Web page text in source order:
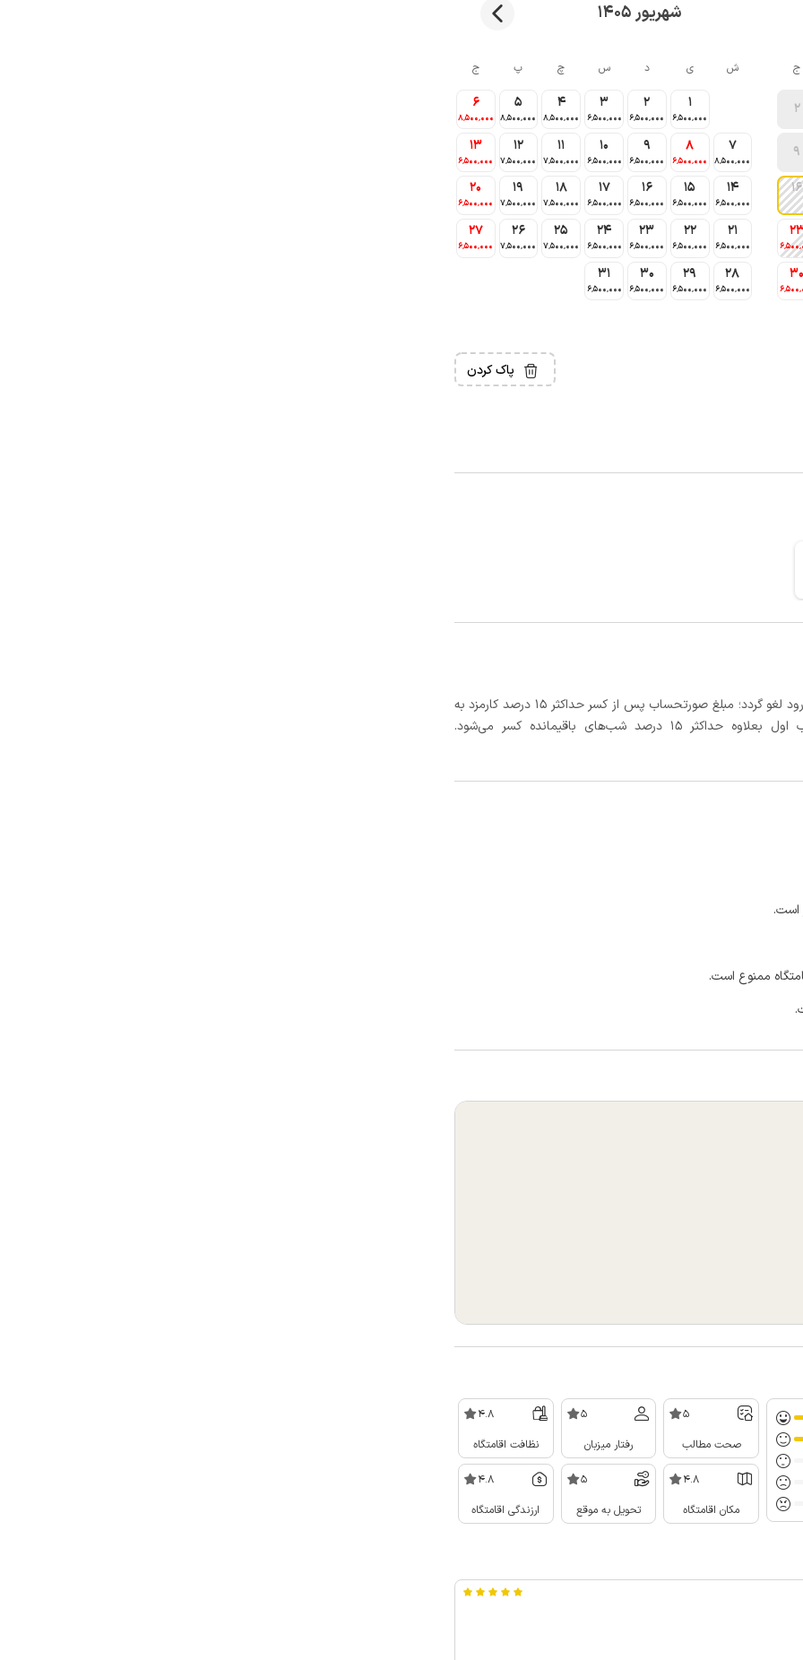
شهریور 1405
ج
2
9
16
30
ش ی د س چ پ ج
1
6٬500٬000
2
6٬500٬000
3
6٬500٬000
4
8٬500٬000
5
8٬500٬000
6
8٬500٬000
7
8٬500٬000
8
6٬500٬000
9
6٬500٬000
10
6٬500٬000
11
7٬500٬000
12
7٬500٬000
13
6٬500٬000
14
6٬500٬000
15
6٬500٬000
16
6٬500٬000
17
6٬500٬000
18
7٬500٬000
19
7٬500٬000
20
6٬500٬000
21
6٬500٬000
22
6٬500٬000
23
6٬500٬000
24
6٬500٬000
25
7٬500٬000
26
7٬500٬000
27
6٬500٬000
28
6٬500٬000
29
6٬500٬000
30
6٬500٬000
31
6٬500٬000
پاک کردن
در صورتی که رزرو، حداقل 3 روز کامل قبل از تاریخ ورود لغو گردد؛ مبلغ صورتحساب پس از کسر حداکثر 15 درصد کارمزد به
باقیمانده کسر می‌شود.
است.
ممنوع است.
5
صحت مطالب
5
رفتار میزبان
4.8
نظافت اقامتگاه
4.8
مکان اقامتگاه
5
تحویل به موقع
4.8
ارزندگی اقامتگاه